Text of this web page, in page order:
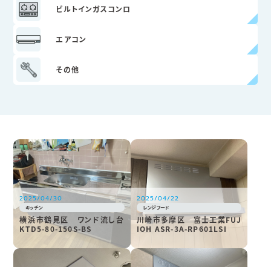
ビルトインガスコンロ
エアコン
その他
2025/04/30
キッチン
横浜市鶴見区 ワンド流し台
KTD5-80-150S-BS
2025/04/22
レンジフード
川崎市多摩区 富士工業FUJ
IOH ASR-3A-RP601LSI